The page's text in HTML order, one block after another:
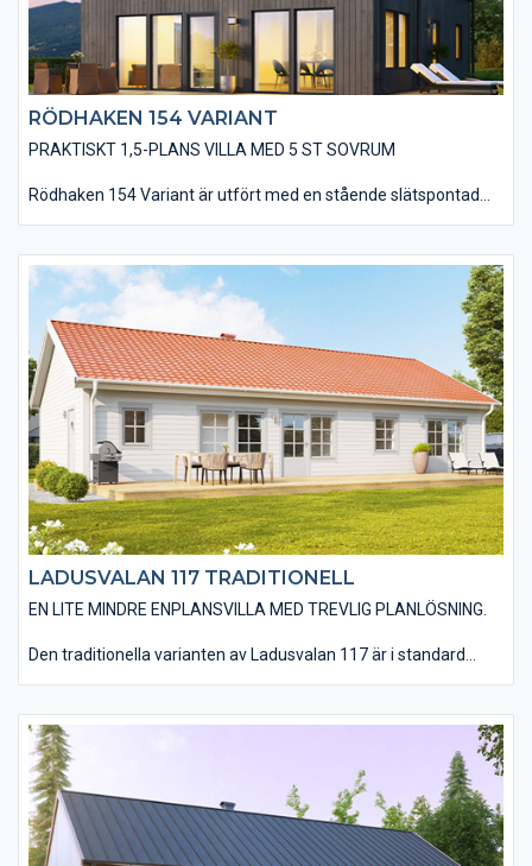
RÖDHAKEN 154 VARIANT
PRAKTISKT 1,5-PLANS VILLA MED 5 ST SOVRUM
Rödhaken 154 Variant är utfört med en stående slätspontad
utan direkta takutsprång, som tillsammans med utförandet
utan foder- och knutbrädor ger huset ett modernt utseende.
Observera även att fönsterpartierna i vardagsrummet och vid
matplatsen går ner till golv – redan som standard. Ni har en
mängd valmöjligheter när det kommer till material och
utföranden som t ex: träpaneltyper, takbeläggningar,
fönstertyper mm för att få till huset som just er husdröm ser ut.
LADUSVALAN 117 TRADITIONELL
EN LITE MINDRE ENPLANSVILLA MED TREVLIG PLANLÖSNING.
Den traditionella varianten av Ladusvalan 117 är i standard
foder runt fönster och dörrar samt knutbrädor vid hushörnen.
Det finns även möjlighet till ett invändigt ryggåstak i
vardagsrum, kök, matplats och entré vilket ger huset en härlig
rymd. Du har en mängd valmöjligheter när det kommer till
material och utföranden. Välj bland olika träpaneltyper,
takbeläggningar, fönstertyper mm för att skapa just din
husdröm.